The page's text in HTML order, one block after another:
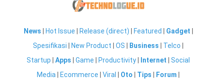
News Hot Issue Release (direct) Featured Gadget
Spesifikasi
New Product |OS Business Telco
Startup |Apps |Game Productivity Internet |Social
Media
Ecommerce |Viral Oto Tips Forum